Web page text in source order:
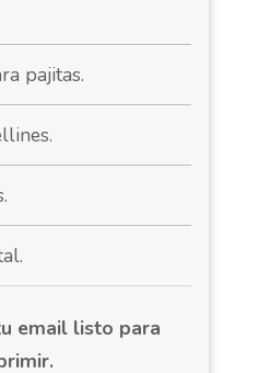
pajitas.
email listo para